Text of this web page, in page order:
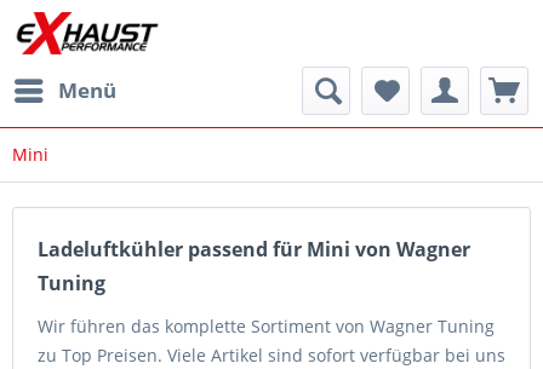
Menü
Mini
Ladeluftkühler passend für Mini von Wagner
Tuning
Wir führen das komplette Sortiment von Wagner Tuning
zu Top Preisen. Viele Artikel sind sofort verfügbar bei uns